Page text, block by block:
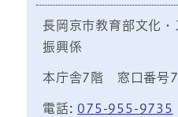
長岡京市教育部文化
振興係
本庁舎7階 窓口番号
電話: 075-955-9735